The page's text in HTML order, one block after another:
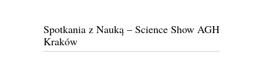
Spotkania z Nauką – Science Show AGH
Kraków